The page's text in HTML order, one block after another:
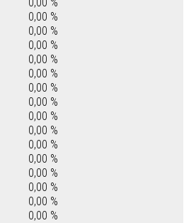
0,00 %
0,00 %
0,00 %
0,00 %
0,00 %
0,00 %
0,00 %
0,00 %
0,00 %
0,00 %
0,00 %
0,00 %
0,00 %
0,00 %
0,00 %